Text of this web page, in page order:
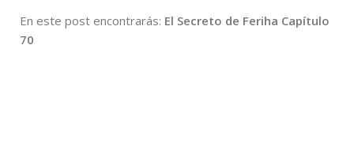
En este post encontrarás: El Secreto de Feriha Capítulo
70